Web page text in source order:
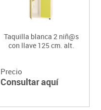
Taquilla blanca 2 niñ@s
con llave 125 cm. alt.
Precio
Consultar aquí